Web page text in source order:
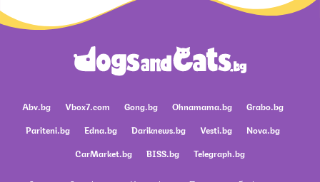
Abv.bg Vbox7.com Gong.bg Ohnamama.bg
Grabo.bg
Pariteni.bg
Edna.bg Dariknews.bg Vesti.bg
Nova.bg
CarMarket.bg
BISS.bg Telegraph.bg